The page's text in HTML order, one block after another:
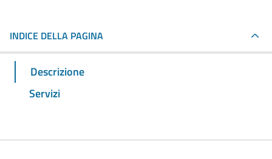
INDICE DELLA PAGINA
Descrizione
Servizi